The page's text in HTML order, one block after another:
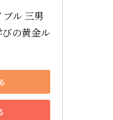
ル 三男
の黄金ル